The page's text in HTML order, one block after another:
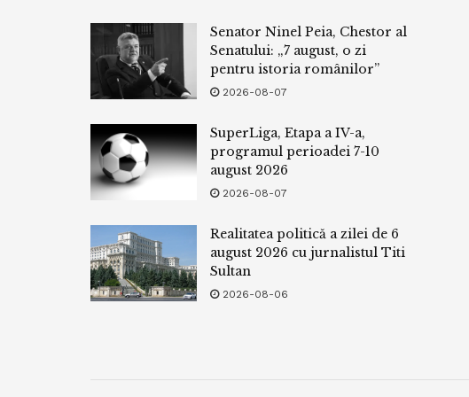
Senator Ninel Peia, Chestor al
Senatului: „7 august, o zi
pentru istoria românilor”
2026-08-07
SuperLiga, Etapa a IV-a,
programul perioadei 7-10
august 2026
2026-08-07
Realitatea politică a zilei de 6
august 2026 cu jurnalistul Titi
Sultan
2026-08-06